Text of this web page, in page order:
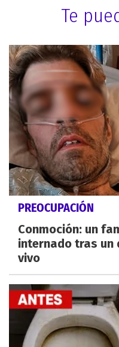
Te
PREOCUPACIÓN
Conmoción: un
internado tras un
vivo